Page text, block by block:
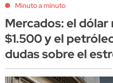
Minuto a minuto
Mercados: el
$1.500 y el
dudas sobre el